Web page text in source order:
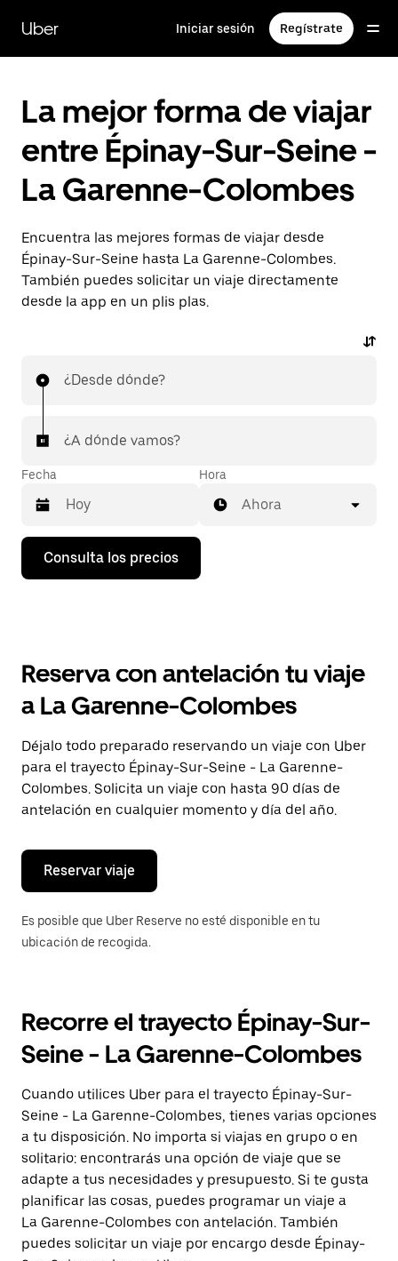
contenido
principal
Uber Iniciar sesión Regístrate
La mejor forma de viajar
entre Épinay-Sur-Seine -
La Garenne-Colombes
Encuentra las mejores formas de viajar desde
Épinay-Sur-Seine hasta La Garenne-Colombes.
También puedes solicitar un viaje directamente
desde la app en un plis plas.
¿Desde dónde?
¿A dónde vamos?
Fecha
Pulsa
flecha
calendario
seleccionar
fecha.
Pulsa
el
botón
de
escape
cerrar
calendario.
Hora
Ahora
Consulta los precios
Reserva con antelación tu viaje
a La Garenne-Colombes
Déjalo todo preparado reservando un viaje con Uber
para el trayecto Épinay-Sur-Seine - La Garenne-
Colombes. Solicita un viaje con hasta 90 días de
antelación en cualquier momento y día del año.
Reservar viaje
Es posible que Uber Reserve no esté disponible en tu
ubicación de recogida.
Recorre el trayecto Épinay-Sur-
Seine - La Garenne-Colombes
Cuando utilices Uber para el trayecto Épinay-Sur-
Seine - La Garenne-Colombes, tienes varias opciones
a tu disposición. No importa si viajas en grupo o en
solitario: encontrarás una opción de viaje que se
adapte a tus necesidades y presupuesto. Si te gusta
planificar las cosas, puedes programar un viaje a
La Garenne-Colombes con antelación. También
puedes solicitar un viaje por encargo desde Épinay-